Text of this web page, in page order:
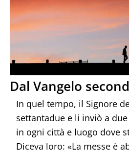
Dal Vangelo
In quel tempo, il Signore
settantadue e li inviò a
in ogni città e luogo dove
Diceva loro: «La messe è